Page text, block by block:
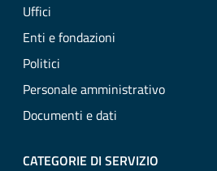
Uffici
Enti e fondazioni
Politici
Personale amministrativo
Documenti e dati
CATEGORIE DI SERVIZIO